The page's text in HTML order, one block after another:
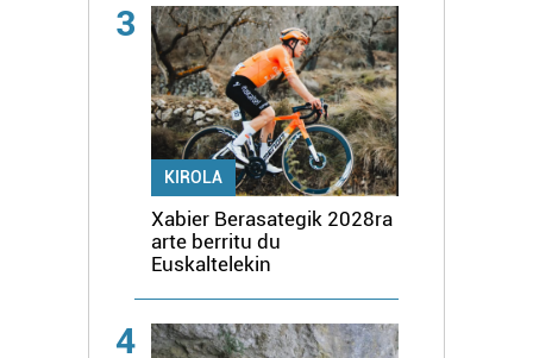
3
KIROLA
Xabier Berasategik 2028ra
arte berritu du
Euskaltelekin
4